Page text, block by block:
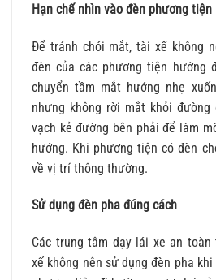
Hạn chế nhìn vào đèn phương
Để tránh chói mắt, tài xế không
đèn của các phương tiện hướng
chuyển tầm mắt hướng nhẹ
nhưng không rời mắt khỏi
vạch kẻ đường bên phải để làm
hướng. Khi phương tiện có đèn
về vị trí thông thường.
Sử dụng đèn pha đúng cách
Các trung tâm dạy lái xe an
xế không nên sử dụng đèn pha